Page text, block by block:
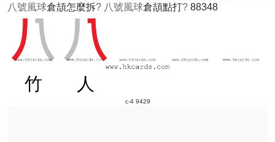
八號風球倉頡怎麼拆? 八號風球倉頡點打? 88348
竹 人
c-4 9429